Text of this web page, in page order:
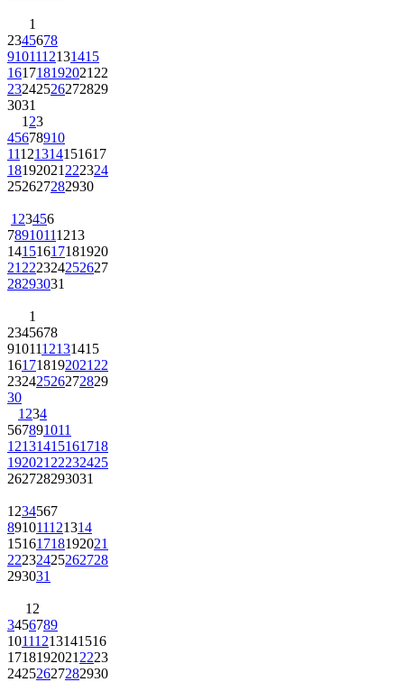
1
2345678
9101112131415
161718192021 22
23242526272829
3031
1 23
45678910
11121314151617
18192021 222324
252627282930
1 23456
78910111213
14151617181920
21 222324252627
28293031
1
2345678
9101112131415
161718192021 22
23242526272829
30
1 234
567891011
12131415161718
192021 22232425
262728293031
1 234567
891011121314
15161718192021
22232425262728
293031
1 2
3456789
10111213141516
1718192021 2223
24252627282930